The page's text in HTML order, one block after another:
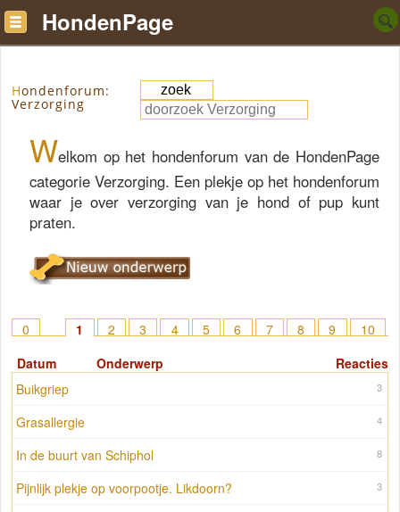
HondenPage
Hondenforum:
Verzorging
Welkom op het hondenforum van de HondenPage
categorie Verzorging. Een plekje op het hondenforum
waar je over verzorging van je hond of pup kunt
praten.
0 1 2 3 4 5 6 7 8 9
10
Reacties
Datum Onderwerp
3
Buikgriep
4
Grasallergie
8
In de buurt van Schiphol
3
Pijnlijk plekje op voorpootje. Likdoorn?